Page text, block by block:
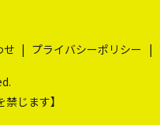
せ プライバシーポリシー
じます】